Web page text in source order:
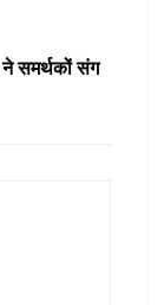
समर्थकों संग